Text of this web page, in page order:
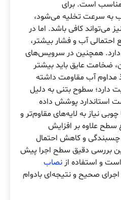
است. برای
به سرعت تخلیه می‌شود،
می‌تواند کافی باشد. اما در
آب و فشار بیشتر،
دارد. همچنین در سرویس‌های
ضخامت عایق باید بیشتر
مداوم آب مقاومت داشته
سطوح بتنی به دلیل
استاندارد پوشش داده
نیاز به لایه‌های مقاوم‌تر و
سطح علاوه بر افزایش
چسبندگی و کاهش احتمال
بررسی دقیق سطح اجرا پیش
و استفاده از نصاب
صحیح و نتیجه‌ای بادوام